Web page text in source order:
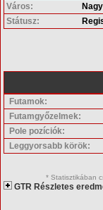
Város:
Státusz:
Futamok:
Futamgyőzelmek:
Pole pozíciók:
Leggyorsabb körök:
* Statisztikában
GTR Részletes